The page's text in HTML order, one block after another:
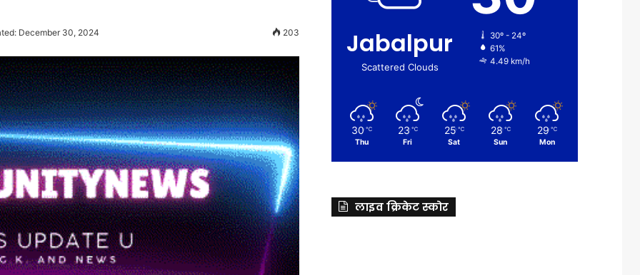
December 30, 2024 203 Jabalpur
Scattered Clouds
30º - 24º
61%
4.49 km/h
30 ℃
Thu
23 ℃
Fri
25 ℃
Sat
28 ℃
Sun
29 ℃
Mon
लाइव क्रिकेट स्कोर